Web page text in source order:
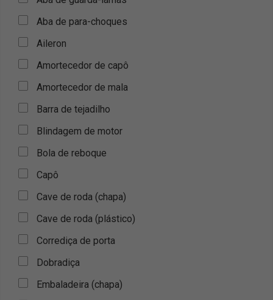
Aba de para-choques
Aileron
Amortecedor de capô
Amortecedor de mala
Barra de tejadilho
Blindagem de motor
Bola de reboque
Capô
Cave de roda (chapa)
Cave de roda (plástico)
Corrediça de porta
Dobradiça
Embaladeira (chapa)